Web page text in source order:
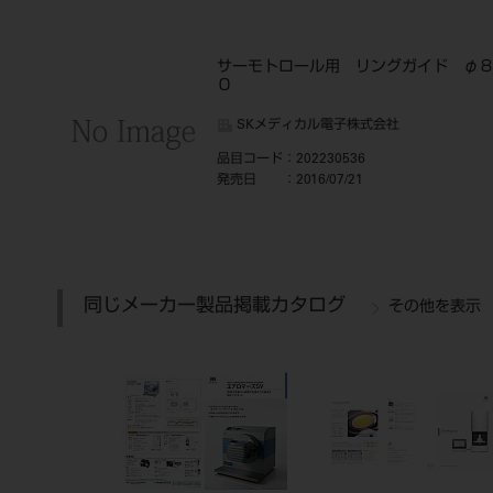
サーモトロール用 リングガイド φ８
０
SKメディカル電子株式会社
品目コード ：202230536
発売日
：2016/07/21
同じメーカー製品掲載カタログ その他を表示